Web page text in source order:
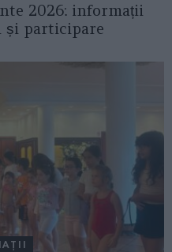
2026: informații
și participare